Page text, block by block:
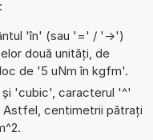
'în' (sau '=' / '->')
două unități, de
de '5 uNm în kgfm'.
'cubic', caracterul '^'
centimetrii pătrați